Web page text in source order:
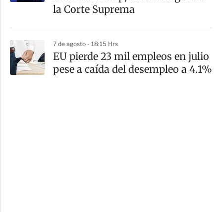
la Corte Suprema
7 de agosto - 18:15 Hrs
EU pierde 23 mil empleos en julio
pese a caída del desempleo a 4.1%